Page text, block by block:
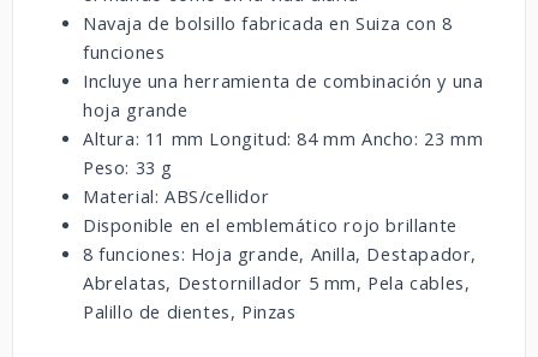
Navaja de bolsillo fabricada en Suiza con 8
funciones
Incluye una herramienta de combinación y una
hoja grande
Altura: 11 mm Longitud: 84 mm Ancho: 23 mm
Peso: 33 g
Material: ABS/cellidor
Disponible en el emblemático rojo brillante
8 funciones: Hoja grande, Anilla, Destapador,
Abrelatas, Destornillador 5 mm, Pela cables,
Palillo de dientes, Pinzas